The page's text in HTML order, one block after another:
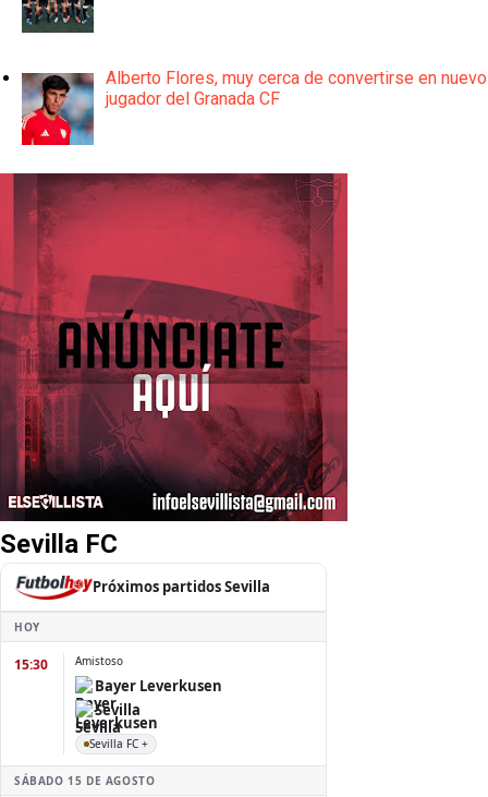
Alberto Flores, muy cerca de convertirse en nuevo
jugador del Granada CF
Sevilla FC